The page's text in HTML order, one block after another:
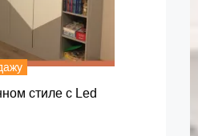
стиле с Led